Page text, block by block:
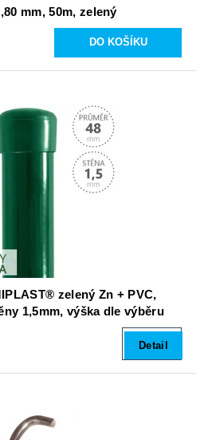
mm, 50m, zelený
zelený Zn + PVC,
1,5mm, výška dle výběru
Detail